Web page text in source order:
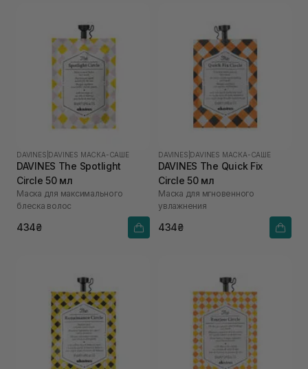
DAVINES DAVINES МАСКА-САШЕ
DAVINES The Spotlight
Circle 50 мл
Маска для максимального
блеска волос
434₴
DAVINES DAVINES МАСКА-САШЕ
DAVINES The Quick Fix
Circle 50 мл
Маска для мгновенного
увлажнения
434₴